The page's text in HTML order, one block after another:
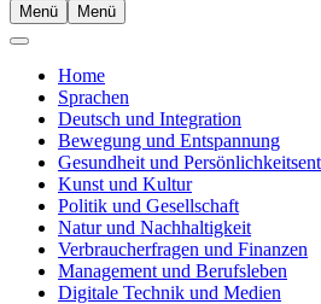
Menü Menü
Home
Sprachen
Deutsch und Integration
Bewegung und Entspannung
Gesundheit und
Kunst und Kultur
Politik und Gesellschaft
Natur und Nachhaltigkeit
Verbraucherfragen und Finanzen
Management und Berufsleben
Digitale Technik und Medien